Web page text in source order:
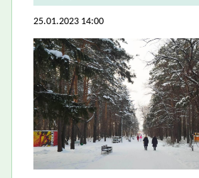
25.01.2023 14:00